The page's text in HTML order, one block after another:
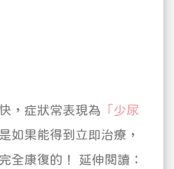
，症狀常表現為 「少尿
如果能得到立即治療，
全康復的！
延伸閱讀：